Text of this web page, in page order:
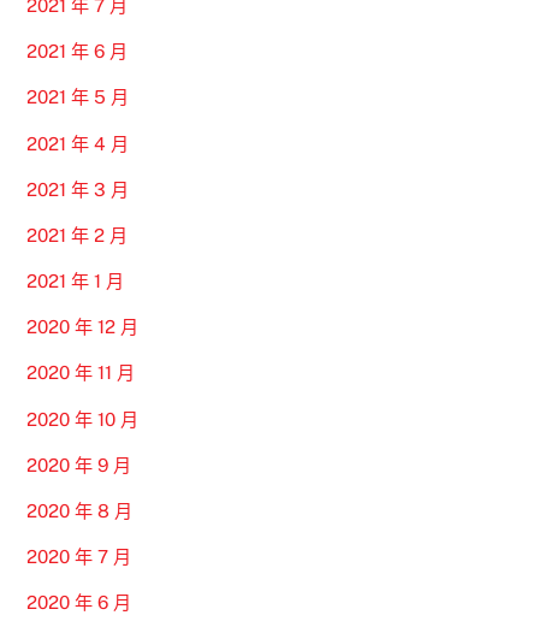
2021 年 7 月
2021 年 6 月
2021 年 5 月
2021 年 4 月
2021 年 3 月
2021 年 2 月
2021 年 1 月
2020 年 12 月
2020 年 11 月
2020 年 10 月
2020 年 9 月
2020 年 8 月
2020 年 7 月
2020 年 6 月